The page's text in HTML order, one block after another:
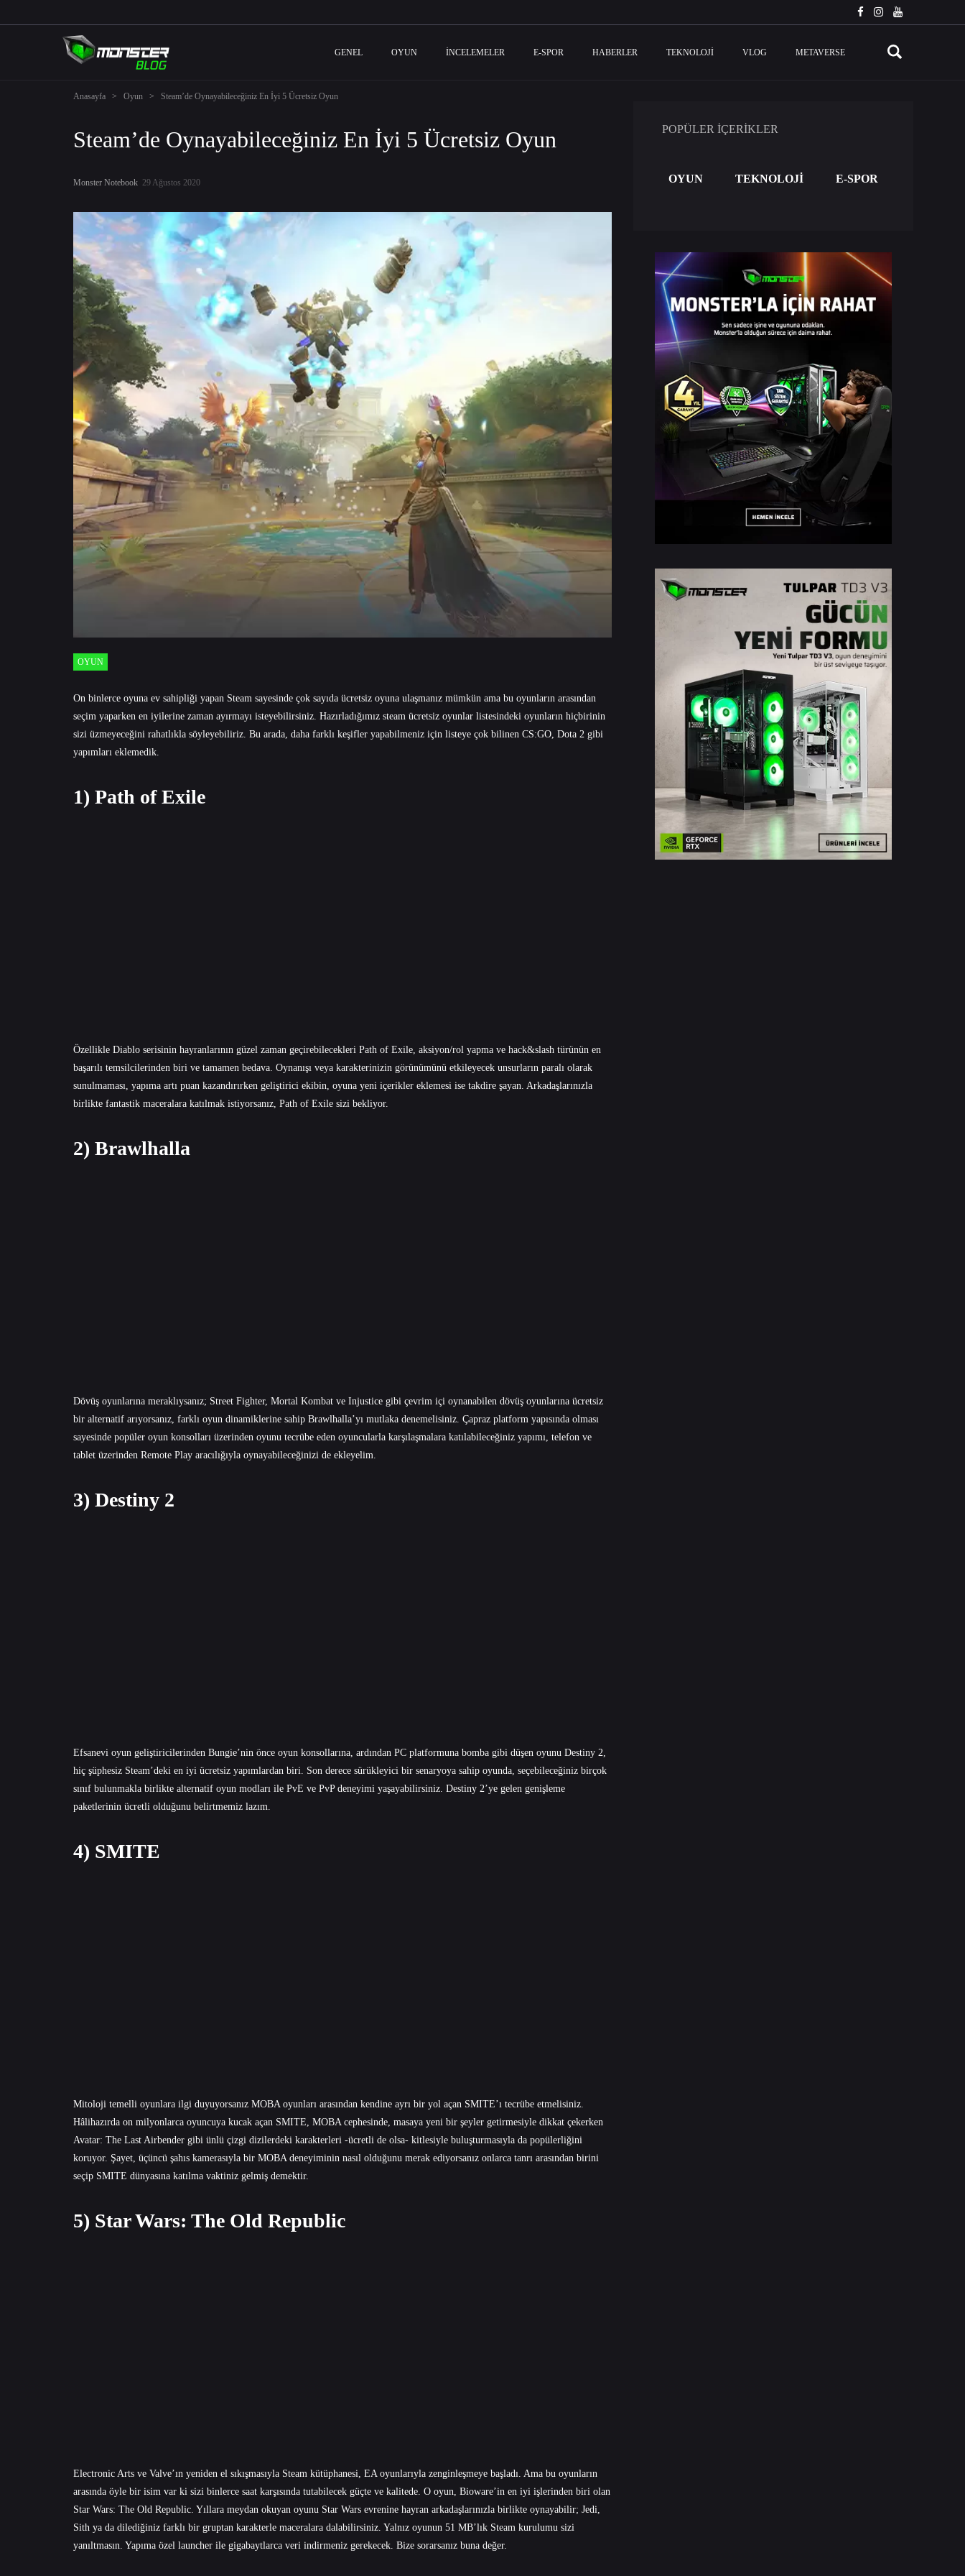
GENEL OYUN İNCELEMELER E-SPOR HABERLER TEKNOLOJI VLOG METAVERSE
Anasayfa > Oyun > Steam’de Oynayabileceğiniz En İyi 5 Ücretsiz Oyun
Steam’de Oynayabileceğiniz En İyi 5 Ücretsiz Oyun
Monster Notebook 29 Ağustos 2020
OYUN
On binlerce oyuna ev sahipliği yapan Steam sayesinde çok sayıda ücretsiz oyuna ulaşmanız mümkün ama bu oyunların arasından
seçim yaparken en iyilerine zaman ayırmayı isteyebilirsiniz. Hazırladığımız steam ücretsiz oyunlar listesindeki oyunların hiçbirinin
sizi üzmeyeceğini rahatlıkla söyleyebiliriz. Bu arada, daha farklı keşifler yapabilmeniz için listeye çok bilinen CS:GO, Dota 2 gibi
yapımları eklemedik.
1) Path of Exile
Özellikle Diablo serisinin hayranlarının güzel zaman geçirebilecekleri Path of Exile, aksiyon/rol yapma ve hack&slash türünün en
başarılı temsilcilerinden biri ve tamamen bedava. Oynanışı veya karakterinizin görünümünü etkileyecek unsurların paralı olarak
sunulmaması, yapıma artı puan kazandırırken geliştirici ekibin, oyuna yeni içerikler eklemesi ise takdire şayan. Arkadaşlarınızla
birlikte fantastik maceralara katılmak istiyorsanız, Path of Exile sizi bekliyor.
2) Brawlhalla
Dövüş oyunlarına meraklıysanız; Street Fighter, Mortal Kombat ve Injustice gibi çevrim içi oynanabilen dövüş oyunlarına ücretsiz
bir alternatif arıyorsanız, farklı oyun dinamiklerine sahip Brawlhalla’yı mutlaka denemelisiniz. Çapraz platform yapısında olması
sayesinde popüler oyun konsolları üzerinden oyunu tecrübe eden oyuncularla karşılaşmalara katılabileceğiniz yapımı, telefon ve
tablet üzerinden Remote Play aracılığıyla oynayabileceğinizi de ekleyelim.
3) Destiny 2
Efsanevi oyun geliştiricilerinden Bungie’nin önce oyun konsollarına, ardından PC platformuna bomba gibi düşen oyunu Destiny 2,
hiç şüphesiz Steam’deki en iyi ücretsiz yapımlardan biri. Son derece sürükleyici bir senaryoya sahip oyunda, seçebileceğiniz birçok
sınıf bulunmakla birlikte alternatif oyun modları ile PvE ve PvP deneyimi yaşayabilirsiniz. Destiny 2’ye gelen genişleme
paketlerinin ücretli olduğunu belirtmemiz lazım.
4) SMITE
Mitoloji temelli oyunlara ilgi duyuyorsanız MOBA oyunları arasından kendine ayrı bir yol açan SMITE’ı tecrübe etmelisiniz.
Hâlihazırda on milyonlarca oyuncuya kucak açan SMITE, MOBA cephesinde, masaya yeni bir şeyler getirmesiyle dikkat çekerken
Avatar: The Last Airbender gibi ünlü çizgi dizilerdeki karakterleri -ücretli de olsa- kitlesiyle buluşturmasıyla da popülerliğini
koruyor. Şayet, üçüncü şahıs kamerasıyla bir MOBA deneyiminin nasıl olduğunu merak ediyorsanız onlarca tanrı arasından birini
seçip SMITE dünyasına katılma vaktiniz gelmiş demektir.
5) Star Wars: The Old Republic
Electronic Arts ve Valve’ın yeniden el sıkışmasıyla Steam kütüphanesi, EA oyunlarıyla zenginleşmeye başladı. Ama bu oyunların
arasında öyle bir isim var ki sizi binlerce saat karşısında tutabilecek güçte ve kalitede. O oyun, Bioware’in en iyi işlerinden biri olan
Star Wars: The Old Republic. Yıllara meydan okuyan oyunu Star Wars evrenine hayran arkadaşlarınızla birlikte oynayabilir; Jedi,
Sith ya da dilediğiniz farklı bir gruptan karakterle maceralara dalabilirsiniz. Yalnız oyunun 51 MB’lık Steam kurulumu sizi
yanıltmasın. Yapıma özel launcher ile gigabaytlarca veri indirmeniz gerekecek. Bize sorarsanız buna değer.
POPÜLER İÇERİKLER
OYUN TEKNOLOJİ E-SPOR